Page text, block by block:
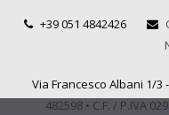
+39 051 4842426
Via Francesco Albani 1/3
482598 • C.F. / P.IVA